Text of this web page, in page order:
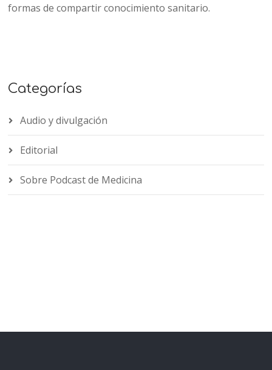
formas de compartir conocimiento sanitario.
Categorías
Audio y divulgación
Editorial
Sobre Podcast de Medicina